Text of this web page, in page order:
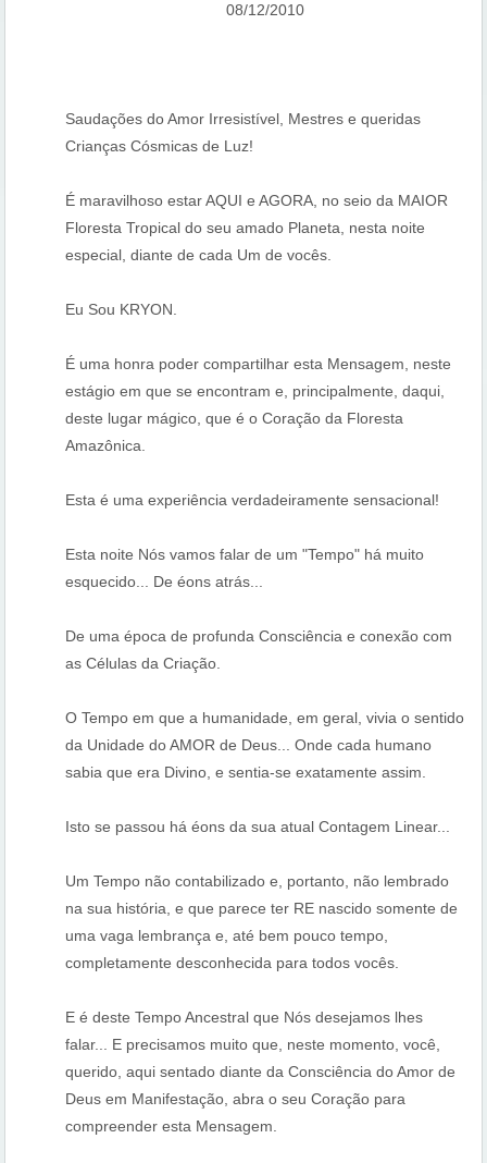
08/12/2010
Saudações do Amor Irresistível, Mestres e queridas
Crianças Cósmicas de Luz!
É maravilhoso estar AQUI e AGORA, no seio da MAIOR
Floresta Tropical do seu amado Planeta, nesta noite
especial, diante de cada Um de vocês.
Eu Sou KRYON.
É uma honra poder compartilhar esta Mensagem, neste
estágio em que se encontram e, principalmente, daqui,
deste lugar mágico, que é o Coração da Floresta
Amazônica.
Esta é uma experiência verdadeiramente sensacional!
Esta noite Nós vamos falar de um "Tempo" há muito
esquecido... De éons atrás...
De uma época de profunda Consciência e conexão com
as Células da Criação.
O Tempo em que a humanidade, em geral, vivia o sentido
da Unidade do AMOR de Deus... Onde cada humano
sabia que era Divino, e sentia-se exatamente assim.
Isto se passou há éons da sua atual Contagem Linear...
Um Tempo não contabilizado e, portanto, não lembrado
na sua história, e que parece ter RE nascido somente de
uma vaga lembrança e, até bem pouco tempo,
completamente desconhecida para todos vocês.
E é deste Tempo Ancestral que Nós desejamos lhes
falar... E precisamos muito que, neste momento, você,
querido, aqui sentado diante da Consciência do Amor de
Deus em Manifestação, abra o seu Coração para
compreender esta Mensagem.